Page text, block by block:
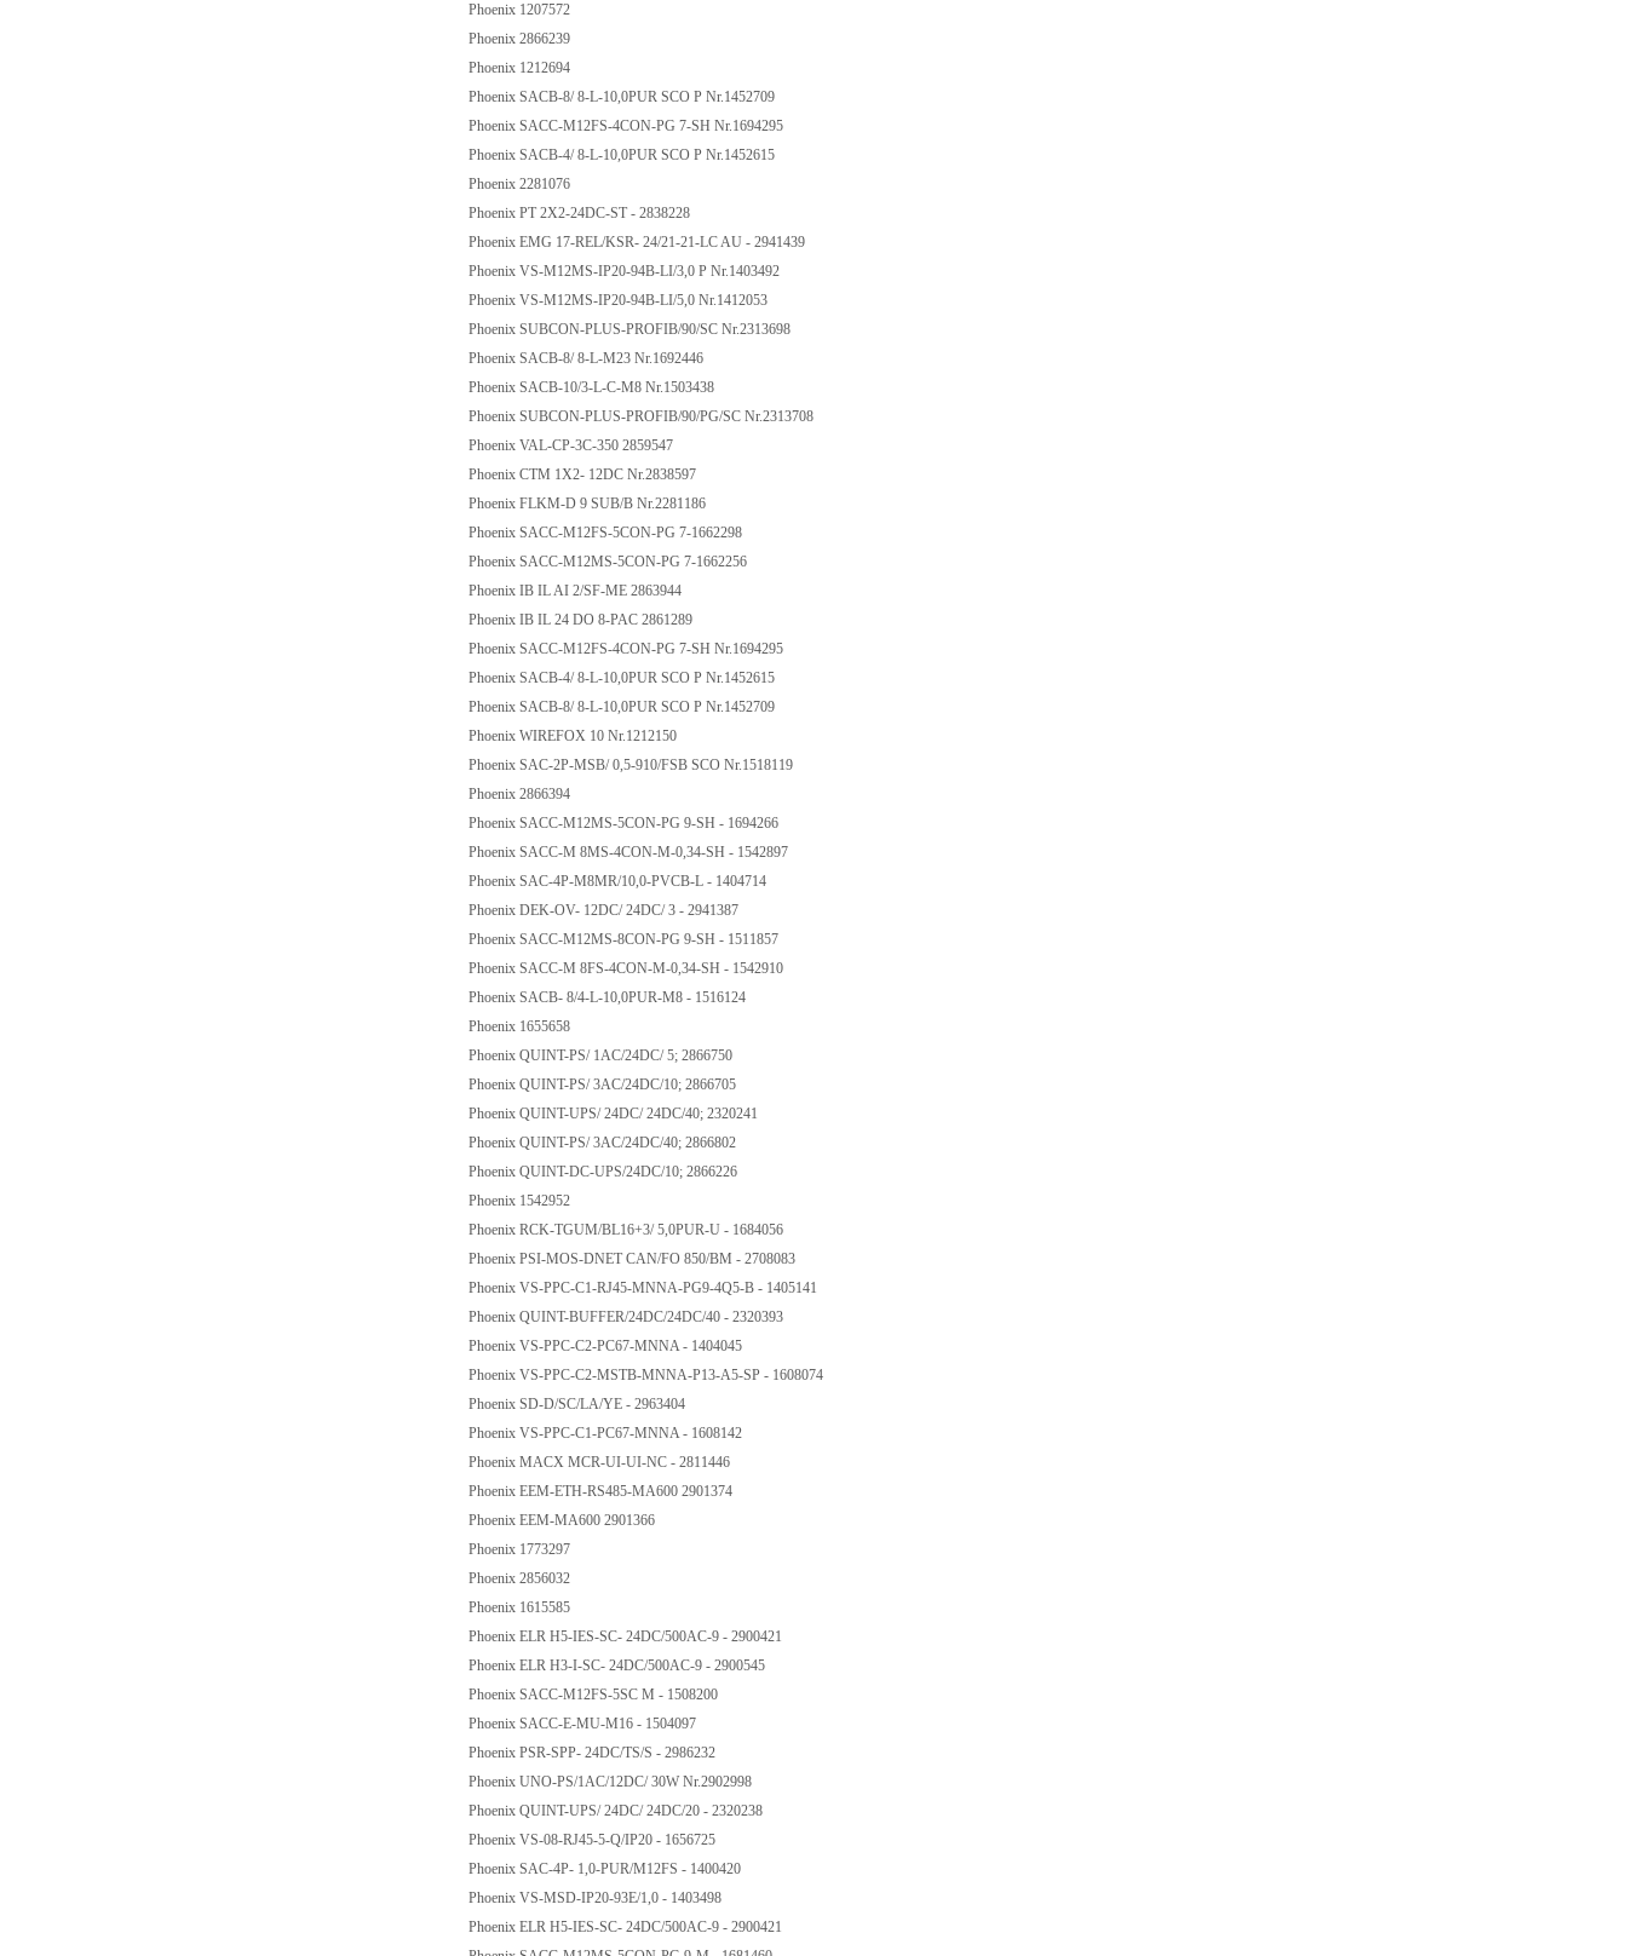
Phoenix 1207572
Phoenix 2866239
Phoenix 1212694
Phoenix SACB-8/ 8-L-10,0PUR SCO P Nr.1452709
Phoenix SACC-M12FS-4CON-PG 7-SH Nr.1694295
Phoenix SACB-4/ 8-L-10,0PUR SCO P Nr.1452615
Phoenix 2281076
Phoenix PT 2X2-24DC-ST - 2838228
Phoenix EMG 17-REL/KSR- 24/21-21-LC AU - 2941439
Phoenix VS-M12MS-IP20-94B-LI/3,0 P Nr.1403492
Phoenix VS-M12MS-IP20-94B-LI/5,0 Nr.1412053
Phoenix SUBCON-PLUS-PROFIB/90/SC Nr.2313698
Phoenix SACB-8/ 8-L-M23 Nr.1692446
Phoenix SACB-10/3-L-C-M8 Nr.1503438
Phoenix SUBCON-PLUS-PROFIB/90/PG/SC Nr.2313708
Phoenix VAL-CP-3C-350 2859547
Phoenix CTM 1X2- 12DC Nr.2838597
Phoenix FLKM-D 9 SUB/B Nr.2281186
Phoenix SACC-M12FS-5CON-PG 7-1662298
Phoenix SACC-M12MS-5CON-PG 7-1662256
Phoenix IB IL AI 2/SF-ME 2863944
Phoenix IB IL 24 DO 8-PAC 2861289
Phoenix SACC-M12FS-4CON-PG 7-SH Nr.1694295
Phoenix SACB-4/ 8-L-10,0PUR SCO P Nr.1452615
Phoenix SACB-8/ 8-L-10,0PUR SCO P Nr.1452709
Phoenix WIREFOX 10 Nr.1212150
Phoenix SAC-2P-MSB/ 0,5-910/FSB SCO Nr.1518119
Phoenix 2866394
Phoenix SACC-M12MS-5CON-PG 9-SH - 1694266
Phoenix SACC-M 8MS-4CON-M-0,34-SH - 1542897
Phoenix SAC-4P-M8MR/10,0-PVCB-L - 1404714
Phoenix DEK-OV- 12DC/ 24DC/ 3 - 2941387
Phoenix SACC-M12MS-8CON-PG 9-SH - 1511857
Phoenix SACC-M 8FS-4CON-M-0,34-SH - 1542910
Phoenix SACB- 8/4-L-10,0PUR-M8 - 1516124
Phoenix 1655658
Phoenix QUINT-PS/ 1AC/24DC/ 5; 2866750
Phoenix QUINT-PS/ 3AC/24DC/10; 2866705
Phoenix QUINT-UPS/ 24DC/ 24DC/40; 2320241
Phoenix QUINT-PS/ 3AC/24DC/40; 2866802
Phoenix QUINT-DC-UPS/24DC/10; 2866226
Phoenix 1542952
Phoenix RCK-TGUM/BL16+3/ 5,0PUR-U - 1684056
Phoenix PSI-MOS-DNET CAN/FO 850/BM - 2708083
Phoenix VS-PPC-C1-RJ45-MNNA-PG9-4Q5-B - 1405141
Phoenix QUINT-BUFFER/24DC/24DC/40 - 2320393
Phoenix VS-PPC-C2-PC67-MNNA - 1404045
Phoenix VS-PPC-C2-MSTB-MNNA-P13-A5-SP - 1608074
Phoenix SD-D/SC/LA/YE - 2963404
Phoenix VS-PPC-C1-PC67-MNNA - 1608142
Phoenix MACX MCR-UI-UI-NC - 2811446
Phoenix EEM-ETH-RS485-MA600 2901374
Phoenix EEM-MA600 2901366
Phoenix 1773297
Phoenix 2856032
Phoenix 1615585
Phoenix ELR H5-IES-SC- 24DC/500AC-9 - 2900421
Phoenix ELR H3-I-SC- 24DC/500AC-9 - 2900545
Phoenix SACC-M12FS-5SC M - 1508200
Phoenix SACC-E-MU-M16 - 1504097
Phoenix PSR-SPP- 24DC/TS/S - 2986232
Phoenix UNO-PS/1AC/12DC/ 30W Nr.2902998
Phoenix QUINT-UPS/ 24DC/ 24DC/20 - 2320238
Phoenix VS-08-RJ45-5-Q/IP20 - 1656725
Phoenix SAC-4P- 1,0-PUR/M12FS - 1400420
Phoenix VS-MSD-IP20-93E/1,0 - 1403498
Phoenix ELR H5-IES-SC- 24DC/500AC-9 - 2900421